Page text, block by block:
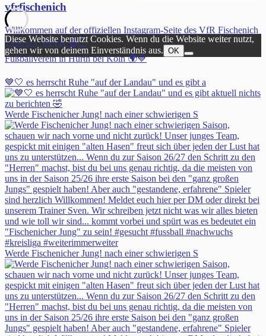
vfrfischenich
Willkommen auf der offiziellen Instagram-Seite des VfR Fischenich
1930 e.V #VFR 🔵⚪️
Fußballverein in Hürth bei Köln 🌍💙
💙🤍 es herrscht Ruhe "auf der Landau" und es gibt a
Werde Fischenicher Jung! nach einer schwierigen S
Werde Fischenicher Jung! nach einer schwierigen S
Diese Website benutzt Cookies. Wenn du die Website weiter nutzt,
gehen wir von deinem Einverständnis aus. OK